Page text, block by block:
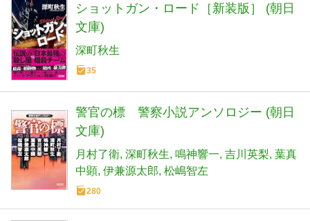
ショットガン・ロード［新装版］ (朝日
文庫)
深町秋生
35
警官の標 警察小説アンソロジー (朝日
文庫)
月村了衛 深町秋生 鳴神響一 吉川英梨 葉真
中顕 伊兼源太郎 松嶋智左
280